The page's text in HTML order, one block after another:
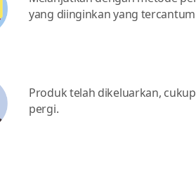
yang diinginkan yang
Produk telah dikeluarkan,
pergi.